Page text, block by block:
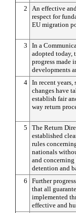
2
An effective
respect for
EU migration
3
In a
adopted today,
progress made
developments
4 In recent
changes have
establish fair
way return
5
The Return
established
rules
nationals
and concerning
detention and
6
Further
that all
implemented
effective and